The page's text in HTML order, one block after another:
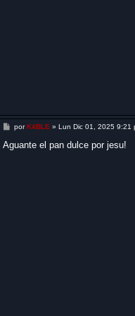
M
n
s
porK4BLE » Lun Dic 01, 2025 9:21
Aguante el pan dulce por jesu!